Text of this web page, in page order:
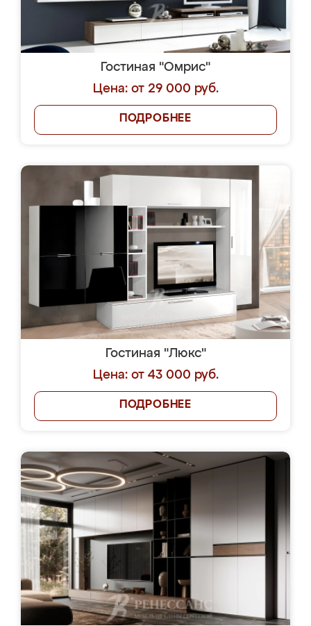
Гостиная "Омрис"
Цена: от 29 000 руб.
ПОДРОБНЕЕ
Гостиная "Люкс"
Цена: от 43 000 руб.
ПОДРОБНЕЕ